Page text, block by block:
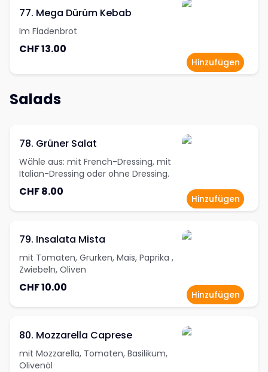
77. Mega Dürüm Kebab
Im Fladenbrot
CHF 13.00
Hinzufügen
Salads
78. Grüner Salat
Wähle aus: mit French-Dressing, mit
Italian-Dressing oder ohne Dressing.
CHF 8.00
Hinzufügen
79. Insalata Mista
mit Tomaten, Grurken, Mais, Paprika ,
Zwiebeln, Oliven
CHF 10.00
Hinzufügen
80. Mozzarella Caprese
mit Mozzarella, Tomaten, Basilikum,
Olivenöl